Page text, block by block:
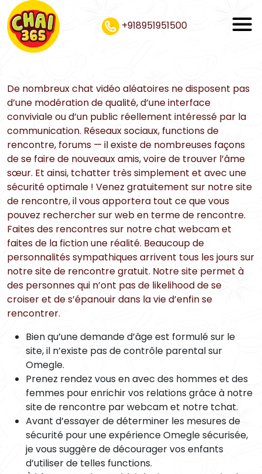
+918951951500
De nombreux chat vidéo aléatoires ne disposent pas
d’une modération de qualité, d’une interface
conviviale ou d’un public réellement intéressé par la
communication. Réseaux sociaux, functions de
rencontre, forums — il existe de nombreuses façons
de se faire de nouveaux amis, voire de trouver l’âme
sœur. Et ainsi, tchatter très simplement et avec une
sécurité optimale ! Venez gratuitement sur notre site
de rencontre, il vous apportera tout ce que vous
pouvez rechercher sur web en terme de rencontre.
Faites des rencontres sur notre chat webcam et
faites de la fiction une réalité. Beaucoup de
personnalités sympathiques arrivent tous les jours sur
notre site de rencontre gratuit. Notre site permet à
des personnes qui n’ont pas de likelihood de se
croiser et de s’épanouir dans la vie d’enfin se
rencontrer.
Bien qu’une demande d’âge est formulé sur le
site, il n’existe pas de contrôle parental sur
Omegle.
Prenez rendez vous en avec des hommes et des
femmes pour enrichir vos relations grâce à notre
site de rencontre par webcam et notre tchat.
Avant d’essayer de déterminer les mesures de
sécurité pour une expérience Omegle sécurisée,
je vous suggère de décourager vos enfants
d’utiliser de telles functions.